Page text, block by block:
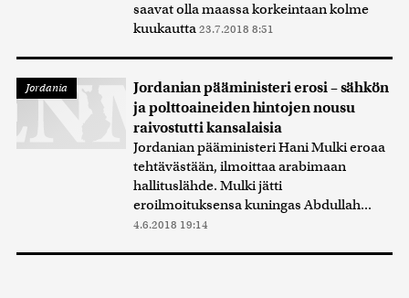
saavat olla maassa korkeintaan kolme
kuukautta 23.7.2018 8:51
Jordania
Jordanian pääministeri erosi – sähkön
ja polttoaineiden hintojen nousu
raivostutti kansalaisia
Jordanian pääministeri Hani Mulki eroaa
tehtävästään, ilmoittaa arabimaan
hallituslähde. Mulki jätti
eroilmoituksensa kuningas Abdullah...
4.6.2018 19:14